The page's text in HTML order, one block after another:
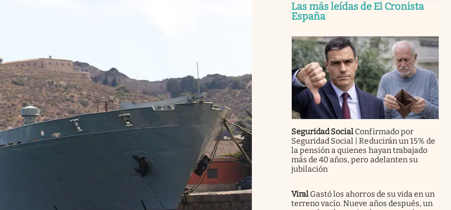
Las más leídas de El Cronista
España
Seguridad Social Confirmado por
Seguridad Social | Reducirán un 15% de
la pensión a quienes hayan trabajado
más de 40 años, pero adelanten su
jubilación
Viral Gastó los ahorros de su vida en un
terreno vacío. Nueve años después, un